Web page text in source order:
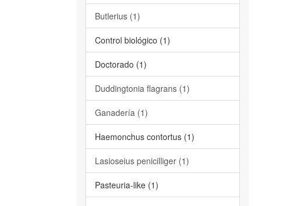
Butlerius (1)
Control biológico (1)
Doctorado (1)
Duddingtonia flagrans (1)
Ganadería (1)
Haemonchus contortus (1)
Lasioseius penicilliger (1)
Pasteuria-like (1)